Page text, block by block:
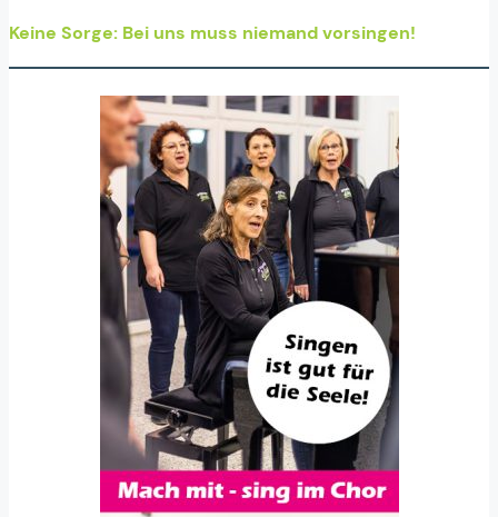
Keine Sorge: Bei uns muss niemand vorsingen!